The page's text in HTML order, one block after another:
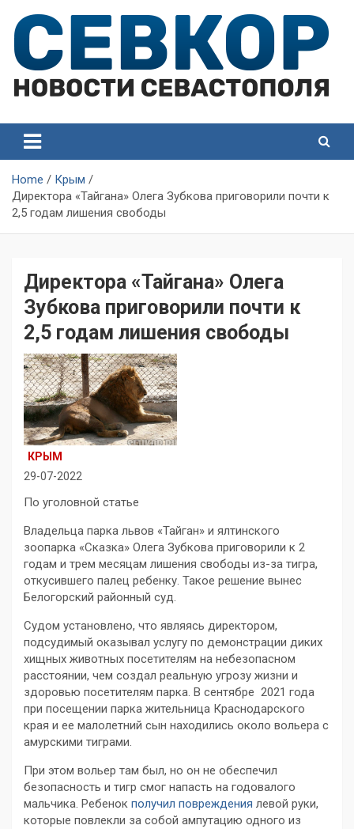
content
Севастополя
Севастополя
Home
Крым
Директора «Тайгана» Олега Зубкова приговорили почти к
2,5 годам лишения свободы
Директора «Тайгана» Олега
Зубкова приговорили почти к
2,5 годам лишения свободы
КРЫМ
29-07-2022
По уголовной статье
Владельца парка львов «Тайган» и ялтинского
зоопарка «Сказка» Олега Зубкова приговорили к 2
годам и трем месяцам лишения свободы из-за тигра,
откусившего палец ребенку. Такое решение вынес
Белогорский районный суд.
Судом установлено, что являясь директором,
подсудимый оказывал услугу по демонстрации диких
хищных животных посетителям на небезопасном
расстоянии, чем создал реальную угрозу жизни и
здоровью посетителям парка. В сентябре 2021 года
при посещении парка жительница Краснодарского
края и ее малолетний сын находились около вольера с
амурскими тиграми.
При этом вольер там был, но он не обеспечил
безопасность и тигр смог напасть на годовалого
мальчика. Ребенок получил повреждения левой руки,
которые повлекли за собой ампутацию одного из